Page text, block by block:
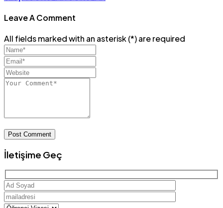
Leave A Comment
All fields marked with an asterisk (*) are required
Post Comment
İletişime Geç